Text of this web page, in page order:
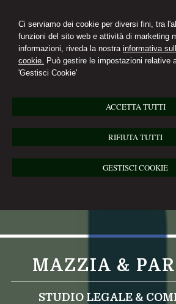
Ci serviamo dei cookie per diversi fini, tra
funzioni del sito web e attività di marketing
informazioni, riveda la nostra informativa
cookie. Può gestire le impostazioni relative
'Gestisci Cookie'
ACCETTA TUTTI
RIFIUTA TUTTI
GESTISCI COOKIE
MAZZIA &
STUDIO LEGALE &